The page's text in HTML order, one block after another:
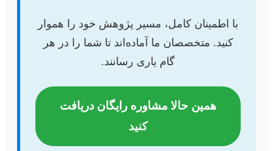
با اطمینان کامل، مسیر پژوهش خود را هموار
کنید. متخصصان ما آماده‌اند تا شما را در هر
گام یاری رسانند.
همین حالا مشاوره رایگان دریافت
کنید